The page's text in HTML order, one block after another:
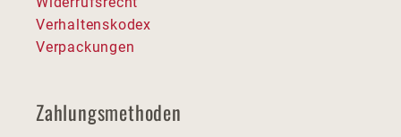
Verhaltenskodex
Verpackungen
Zahlungsmethoden